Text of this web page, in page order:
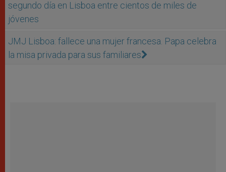
segundo día en Lisboa entre cientos de miles de
jóvenes
JMJ Lisboa: fallece una mujer francesa. Papa celebra
la misa privada para sus familiares